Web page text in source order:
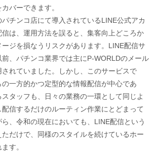
バーできます。
チンコ店にて導入されているLINE公式アカ
は、運用方法を誤ると、集客向上どころか
ージを損なうリスクがあります。LINE配信サ
、パチンコ業界では主にP-WORLDのメール
れていました。しかし、このサービスで
一方的かつ定型的な情報配信が中心であ
タッフも、日々の業務の一環として同じよ
信するだけのルーティン作業にとどまって
、令和の現在においても、LINE配信という
ただけで、同様のスタイルを続けているホー
す。